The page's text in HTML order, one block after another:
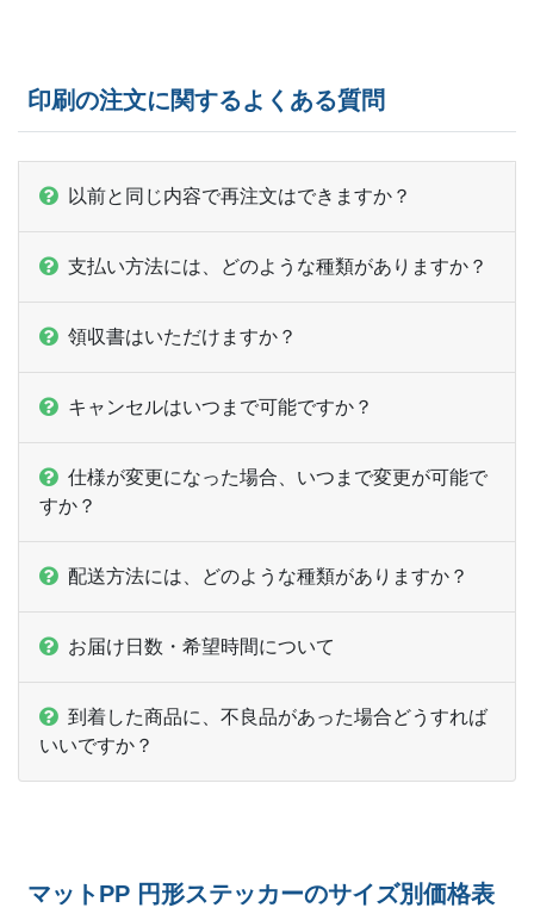
印刷の注文に関するよくある質問
以前と同じ内容で再注文はできますか？
支払い方法には、どのような種類がありますか？
領収書はいただけますか？
キャンセルはいつまで可能ですか？
仕様が変更になった場合、いつまで変更が可能で
すか？
配送方法には、どのような種類がありますか？
お届け日数・希望時間について
到着した商品に、不良品があった場合どうすれば
いいですか？
マットPP 円形ステッカーのサイズ別価格表